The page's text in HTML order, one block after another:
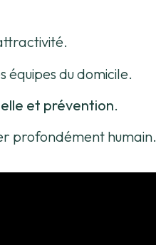
équipes du domicile.
et prévention.
profondément humain.